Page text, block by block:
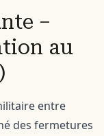
–
au
entre
des fermetures